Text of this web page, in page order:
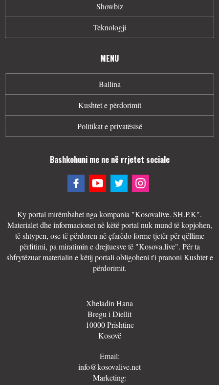
Showbiz
Teknologji
MENU
Ballina
Kushtet e përdorimit
Politikat e privatësisë
Bashkohuni me ne në rrjetet sociale
Ky portal mirëmbahet nga kompania "Kosovalive. SH.P.K".
Materialet dhe informacionet në këtë portal nuk mund të kopjohen,
të shtypen, ose të përdoren në çfarëdo forme tjetër për qëllime
përfitimi, pa miratimin e drejtuesve të "Kosova.live". Për ta
shfrytëzuar materialin e këtij portali obligoheni t'i pranoni Kushtet e
përdorimit.
Xheladin Hana
Bregu i Diellit
10000 Prishtine
Kosovë
Email:
info@kosovalive.net
Marketing: